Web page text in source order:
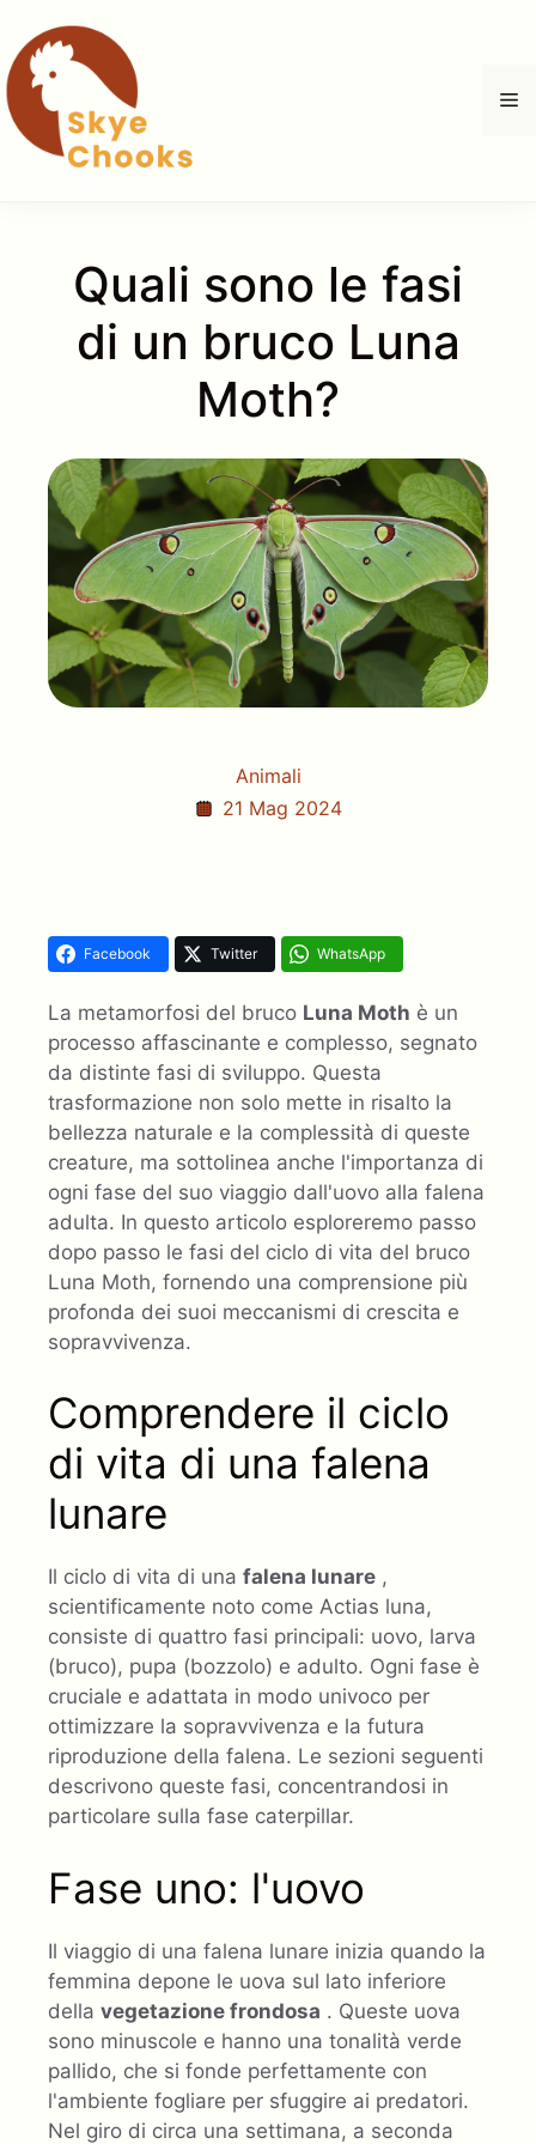
contenuto
Quali sono le fasi
di un bruco Luna
Moth?
Animali
21 Mag 2024
Facebook Twitter WhatsApp
La metamorfosi del bruco Luna Moth è un
processo affascinante e complesso, segnato
da distinte fasi di sviluppo. Questa
trasformazione non solo mette in risalto la
bellezza naturale e la complessità di queste
creature, ma sottolinea anche l'importanza di
ogni fase del suo viaggio dall'uovo alla falena
adulta. In questo articolo esploreremo passo
dopo passo le fasi del ciclo di vita del bruco
Luna Moth, fornendo una comprensione più
profonda dei suoi meccanismi di crescita e
sopravvivenza.
Comprendere il ciclo
di vita di una falena
lunare
Il ciclo di vita di una falena lunare ,
scientificamente noto come Actias luna,
consiste di quattro fasi principali: uovo, larva
(bruco), pupa (bozzolo) e adulto. Ogni fase è
cruciale e adattata in modo univoco per
ottimizzare la sopravvivenza e la futura
riproduzione della falena. Le sezioni seguenti
descrivono queste fasi, concentrandosi in
particolare sulla fase caterpillar.
Fase uno: l'uovo
Il viaggio di una falena lunare inizia quando la
femmina depone le uova sul lato inferiore
della vegetazione frondosa . Queste uova
sono minuscole e hanno una tonalità verde
pallido, che si fonde perfettamente con
l'ambiente fogliare per sfuggire ai predatori.
Nel giro di circa una settimana, a seconda